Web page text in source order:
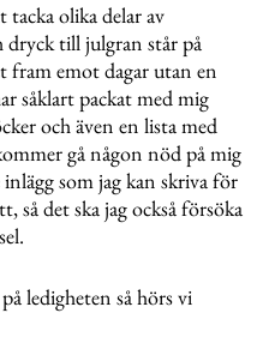
olika delar av
till julgran står på
fram emot dagar utan en
såklart packat med mig
och även en lista med
gå någon nöd på mig
som jag kan skriva för
så det ska jag också försöka
ledigheten så hörs vi